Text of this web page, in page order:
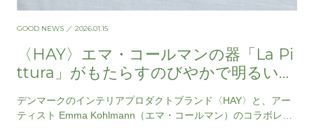
GOOD NEWS ／ 2026.01.15
〈HAY〉エマ・コールマンの器「La Pi
ttura」がもたらすのびやかで明るい暮
デンマークのインテリアプロダクトブランド〈HAY〉と、アー
ティスト Emma Kohlmann（エマ・コールマン）のコラボレー